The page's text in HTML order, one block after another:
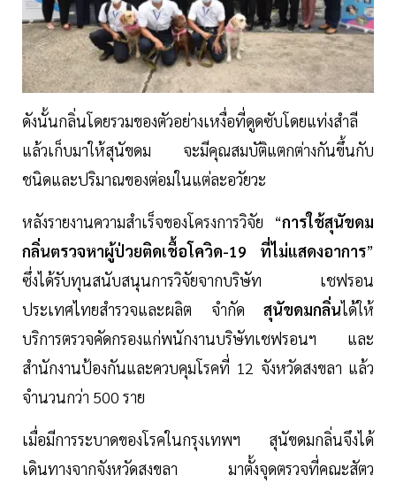
ดังนั้นกลิ่นโดยรวมของตัวอย่างเหงื่อที่ดูดซับโดยแท่งสำลี
แล้วเก็บมาให้สุนัขดม จะมีคุณสมบัติแตกต่างกันขึ้นกับ
ชนิดและปริมาณของต่อมในแต่ละอวัยวะ
หลังรายงานความสำเร็จของโครงการวิจัย “การใช้สุนัขดม
กลิ่นตรวจหาผู้ป่วยติดเชื้อโควิด-19 ที่ไม่แสดงอาการ”
ซึ่งได้รับทุนสนับสนุนการวิจัยจากบริษัท เชฟรอน
ประเทศไทยสำรวจและผลิต จำกัด สุนัขดมกลิ่นได้ให้
บริการตรวจคัดกรองแก่พนักงานบริษัทเชฟรอนฯ และ
สำนักงานป้องกันและควบคุมโรคที่ 12 จังหวัดสงขลา แล้ว
จำนวนกว่า 500 ราย
เมื่อมีการระบาดของโรคในกรุงเทพฯ สุนัขดมกลิ่นจึงได้
เดินทางจากจังหวัดสงขลา มาตั้งจุดตรวจที่คณะสัตว